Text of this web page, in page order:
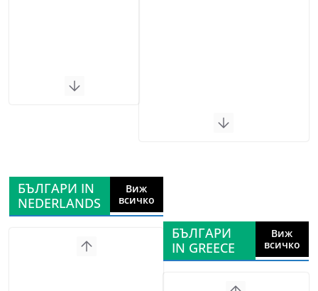
БЪЛГАРИ IN
NEDERLANDS
Виж
всичко
БЪЛГАРИ
IN GREECE
Виж
всичко